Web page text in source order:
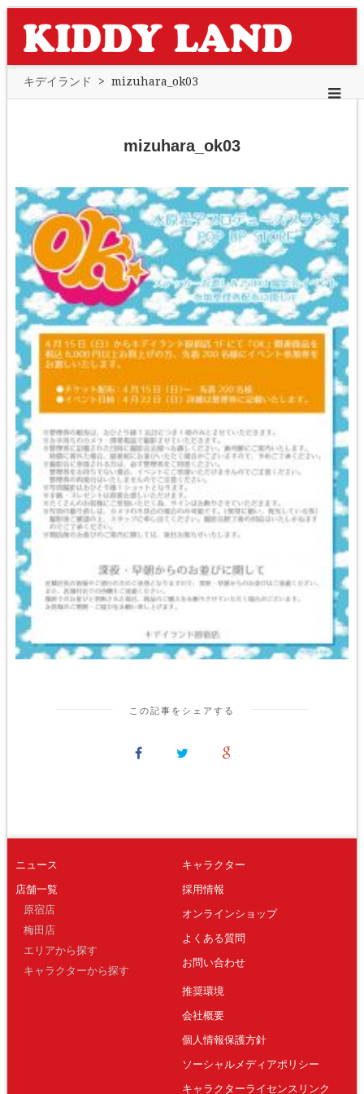
キデイランド > mizuhara_ok03
mizuhara_ok03
この記事をシェアする
ニュース
店舗一覧
原宿店
梅田店
エリアから探す
キャラクターから探す
キャラクター
採用情報
オンラインショップ
よくある質問
お問い合わせ
推奨環境
会社概要
個人情報保護方針
ソーシャルメディアポリシー
キャラクターライセンスリンク